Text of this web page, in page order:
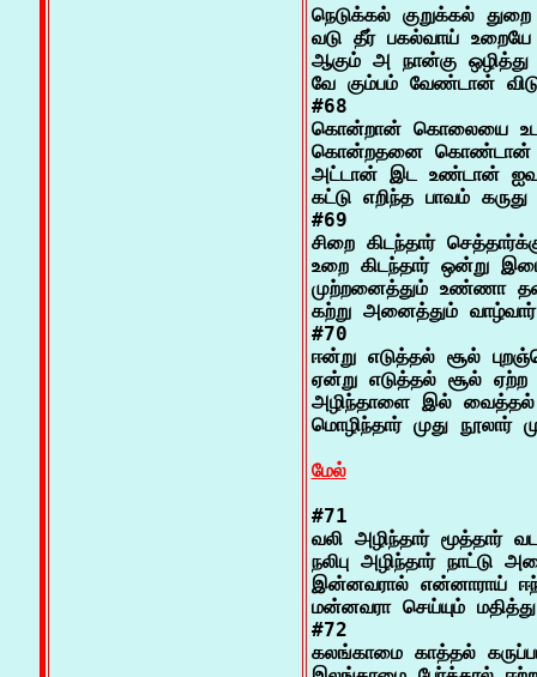
நெடுக்கல் குறுக்கல்
வடு தீர் பகல்வாய் உறையே
ஆகும் அ நான்கு
வே கும்பம் வேண்டான்
#68
கொன்றான் கொலையை
கொன்றதனை கொண்டான்
அட்டான் இட உண்டான்
கட்டு எறிந்த பாவம் கருது
#69
சிறை கிடந்தார்
உறை கிடந்தார் ஒன்று
முற்றனைத்தும் உண்ணா
கற்று அனைத்தும்
#70
ஈன்று எடுத்தல் சூல்
ஏன்று எடுத்தல் சூல்
அழிந்தாளை இல்
மொழிந்தார் முது நூலார்
மேல்
#71
வலி அழிந்தார் மூத்தார்
நலிபு அழிந்தார் நாட்டு
இன்னவரால் என்னாராய்
மன்னவரா செய்யும் மதித்து
#72
கலங்காமை காத்தல்